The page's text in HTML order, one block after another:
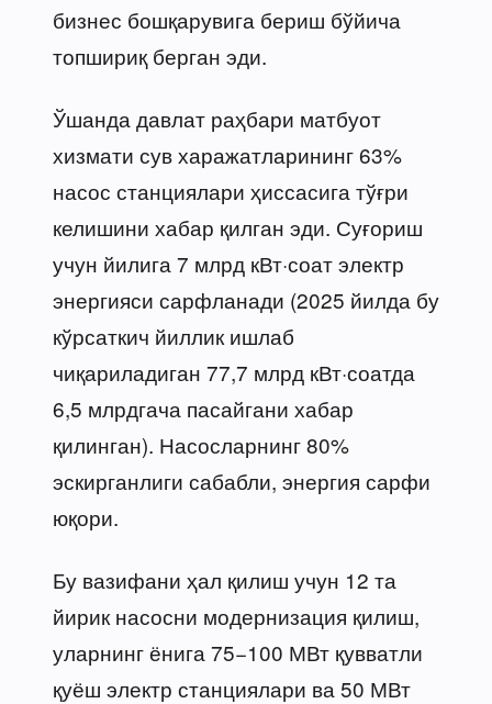
бизнес бошқарувига бериш бўйича
топшириқ берган эди.
Ўшанда давлат раҳбари матбуот
хизмати сув харажатларининг 63%
насос станциялари ҳиссасига тўғри
келишини хабар қилган эди. Суғориш
учун йилига 7 млрд кВт·соат электр
энергияси сарфланади (2025 йилда бу
кўрсаткич йиллик ишлаб
чиқариладиган 77,7 млрд кВт·соатда
6,5 млрдгача пасайгани хабар
қилинган). Насосларнинг 80%
эскирганлиги сабабли, энергия сарфи
юқори.
Бу вазифани ҳал қилиш учун 12 та
йирик насосни модернизация қилиш,
уларнинг ёнига 75−100 МВт қувватли
қуёш электр станциялари ва 50 МВт